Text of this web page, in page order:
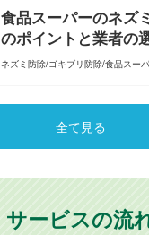
食品スーパーのネズ
のポイントと業者の
ネズミ防除 ゴキブリ防除 食品スー
全て見る
サービスの流